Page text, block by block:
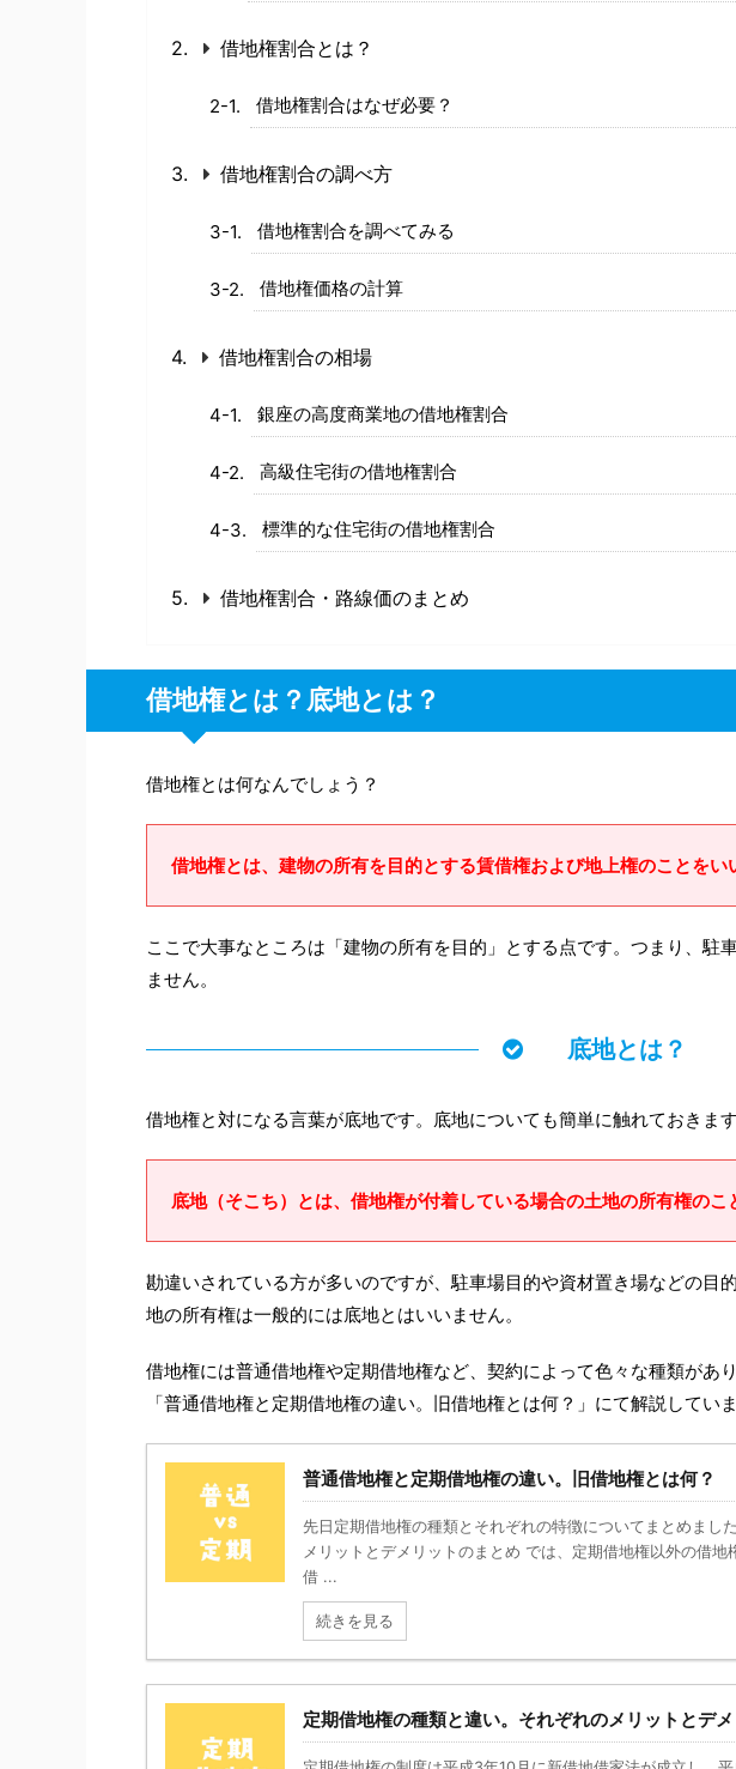
借地権割合とは？
借地権割合はなぜ必要？
借地権割合の調べ方
借地権割合を調べてみる
借地権価格の計算
借地権割合の相場
銀座の高度商業地の借地権割合
高級住宅街の借地権割合
標準的な住宅街の借地権割合
借地権割合・路線価のまとめ
借地権とは？底地とは？
借地権とは何なんでしょう？
借地権とは、建物の所有を目的とする賃借権および地上権のことをい
ここで大事なところは「建物の所有を目的」とする点です。つまり、駐
ません。
底地とは？
借地権と対になる言葉が底地です。底地についても簡単に触れておきます
底地（そこち）とは、借地権が付着している場合の土地の所有権のこ
勘違いされている方が多いのですが、駐車場目的や資材置き場などの目
地の所有権は一般的には底地とはいいません。
借地権には普通借地権や定期借地権など、契約によって色々な種類があ
「普通借地権と定期借地権の違い。旧借地権とは何？」にて解説していま
普通借地権と定期借地権の違い。旧借地権とは何？
先日定期借地権の種類とそれぞれの特徴についてまとめまし
メリットとデメリットのまとめ では、定期借地権以外の借
借 ...
続きを見る
定期借地権の種類と違い。それぞれのメリットとデ